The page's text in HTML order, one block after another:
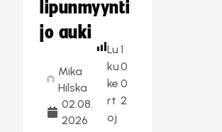
lipunmyynti
jo auki
Mika
Hilska
02.08.
2026
Lu
ku
ke
rt
oj
1
0
0
2